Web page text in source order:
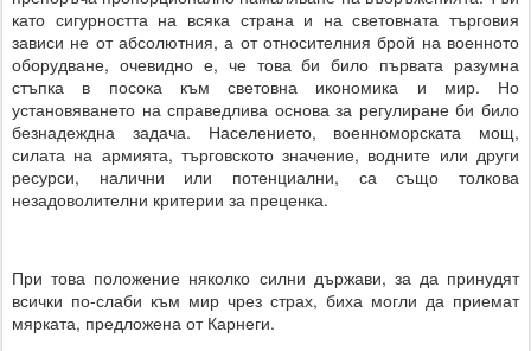
като сигурността на всяка страна и на световната търговия
зависи не от абсолютния, а от относителния брой на военното
оборудване, очевидно е, че това би било първата разумна
стъпка в посока към световна икономика и мир. Но
установяването на справедлива основа за регулиране би било
безнадеждна задача. Населението, военноморската мощ,
силата на армията, търговското значение, водните или други
ресурси, налични или потенциални, са също толкова
незадоволителни критерии за преценка.
При това положение няколко силни държави, за да принудят
всички по-слаби към мир чрез страх, биха могли да приемат
мярката, предложена от Карнеги.